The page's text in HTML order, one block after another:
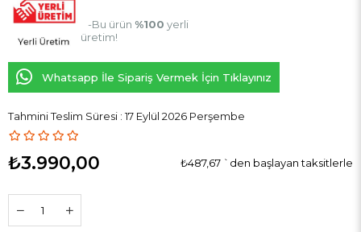
-Bu ürün %100 yerli
üretim!
Whatsapp İle Sipariş Vermek İçin Tıklayınız
Tahmini Teslim Süresi : 17 Eylül 2026 Perşembe
₺3.990,00 ₺487,67 `den başlayan taksitlerle